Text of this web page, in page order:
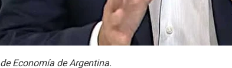
Economía de Argentina.